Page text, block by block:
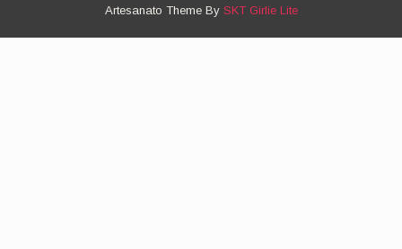
Artesanato Theme By SKT Girlie Lite